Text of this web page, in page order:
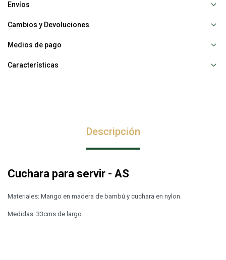
Envíos
Cambios y Devoluciones
Medios de pago
Características
Descripción
Cuchara para servir - AS
Materiales: Mango en madera de bambú y cuchara en nylon.
Medidas: 33cms de largo.